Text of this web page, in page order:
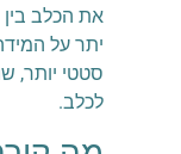
את הכלב בין
יתר על
סטטי יותר,
לכלב.